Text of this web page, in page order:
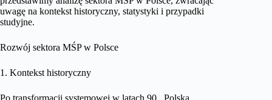
uwagę na kontekst historyczny, statystyki i przypadki
studyjne.
Rozwój sektora MŚP w Polsce
1. Kontekst historyczny
Po transformacji systemowej w latach 90., Polska